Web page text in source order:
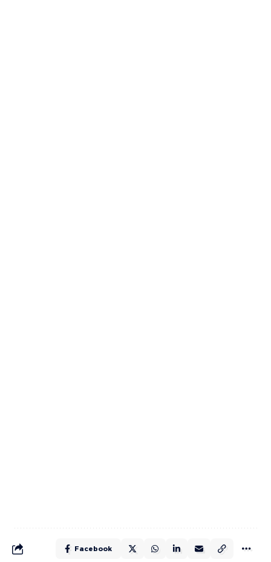
Facebook